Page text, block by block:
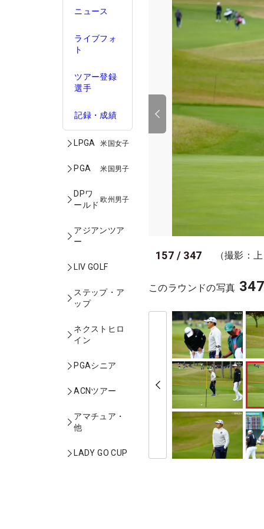
ニュース
ライブフォ
ト
ツアー登録
選手
記録・成績
LPGA 米国女子
PGA 米国男子
DPワ
ールド
欧州男子
アジアンツア
ー
LIV GOLF
ステップ・ア
ップ
ネクストヒロ
イン
PGAシニア
ACNツアー
アマチュア・
他
LADY GO CUP
157 / 347 （撮影：
このラウンドの写真